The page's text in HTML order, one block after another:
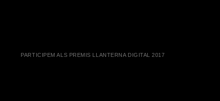
PARTICIPEM ALS PREMIS LLANTERNA DIGITAL 2017